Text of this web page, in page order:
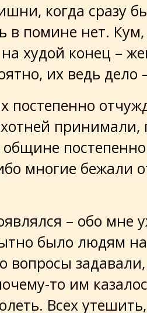
когда сразу
в помине нет. Кум,
худой конец –
их ведь дело
постепенно
общине
многие бежали
– обо мне
было людям
вопросы
то им
Всех